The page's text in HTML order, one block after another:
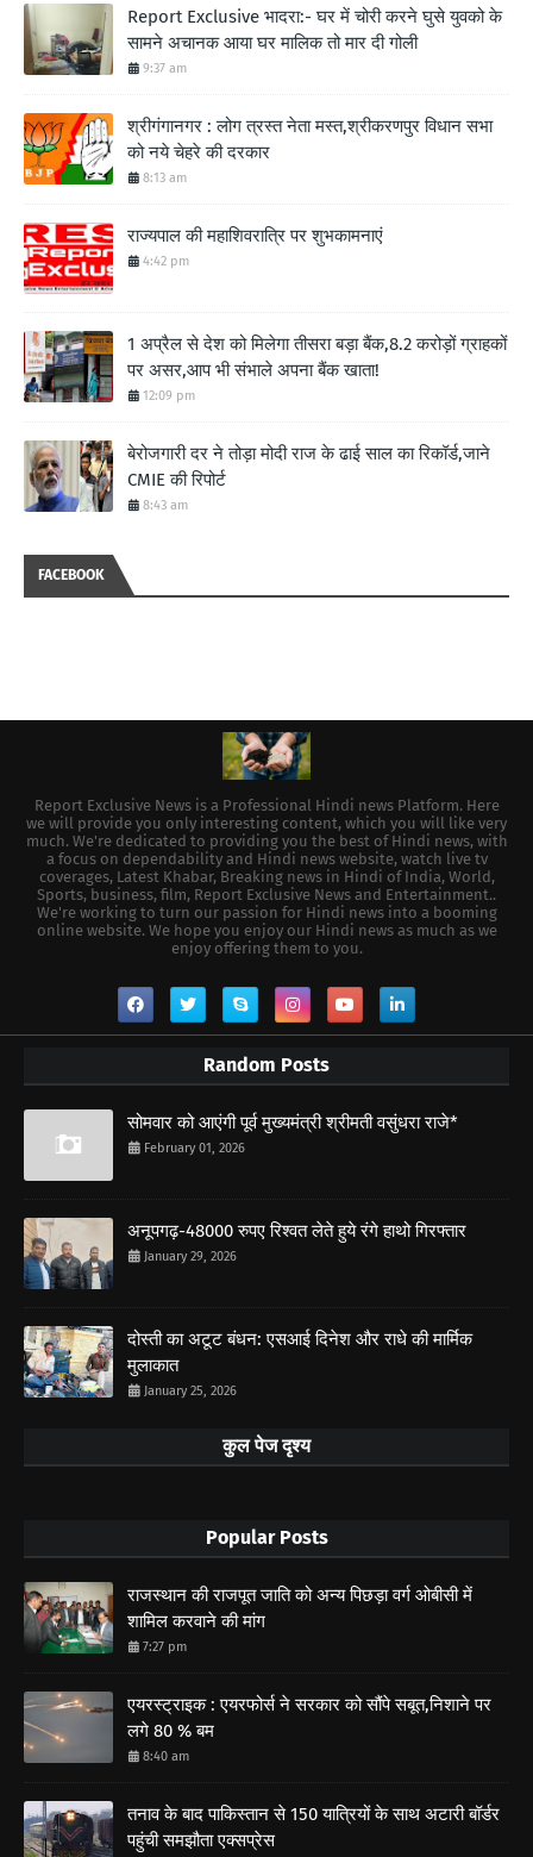
Report Exclusive भादरा:- घर में चोरी करने घुसे युवको के
सामने अचानक आया घर मालिक तो मार दी गोली
9:37 am
श्रीगंगानगर : लोग त्रस्त नेता मस्त,श्रीकरणपुर विधान सभा
को नये चेहरे की दरकार
8:13 am
राज्यपाल की महाशिवरात्रि पर शुभकामनाएं
4:42 pm
1 अप्रैल से देश को मिलेगा तीसरा बड़ा बैंक,8.2 करोड़ों ग्राहकों
पर असर,आप भी संभाले अपना बैंक खाता!
12:09 pm
बेरोजगारी दर ने तोड़ा मोदी राज के ढाई साल का रिकॉर्ड,जाने
CMIE की रिपोर्ट
8:43 am
FACEBOOK
Report Exclusive News is a Professional Hindi news Platform. Here
we will provide you only interesting content, which you will like very
much. We're dedicated to providing you the best of Hindi news, with
a focus on dependability and Hindi news website, watch live tv
coverages, Latest Khabar, Breaking news in Hindi of India, World,
Sports, business, film, Report Exclusive News and Entertainment..
We're working to turn our passion for Hindi news into a booming
online website. We hope you enjoy our Hindi news as much as we
enjoy offering them to you.
Random Posts
सोमवार को आएंगी पूर्व मुख्यमंत्री श्रीमती वसुंधरा राजे*
February 01, 2026
अनूपगढ़-48000 रुपए रिश्वत लेते हुये रंगे हाथो गिरफ्तार
January 29, 2026
दोस्ती का अटूट बंधन: एसआई दिनेश और राधे की मार्मिक
मुलाकात
January 25, 2026
कुल पेज दृश्य
Popular Posts
राजस्थान की राजपूत जाति को अन्य पिछड़ा वर्ग ओबीसी में
शामिल करवाने की मांग
7:27 pm
एयरस्ट्राइक : एयरफोर्स ने सरकार को सौंपे सबूत,निशाने पर
लगे 80 % बम
8:40 am
तनाव के बाद पाकिस्तान से 150 यात्रियों के साथ अटारी बॉर्डर
पहुंची समझौता एक्सप्रेस